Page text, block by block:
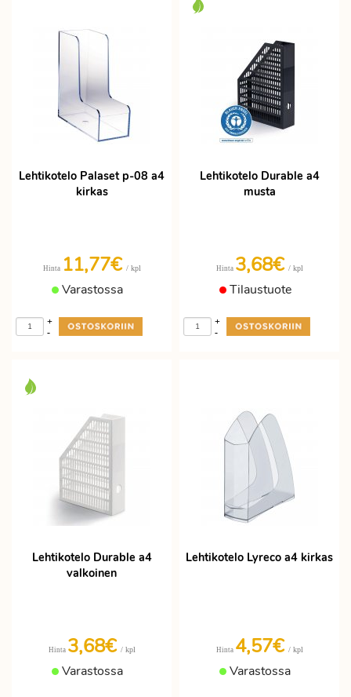
Lehtikotelo Palaset p-08 a4
kirkas
Hinta 11,77€ / kpl
Varastossa
-
+
Lehtikotelo Durable a4
musta
Hinta 3,68€ / kpl
Tilaustuote
-
+
Lehtikotelo Durable a4
valkoinen
Hinta 3,68€ / kpl
Varastossa
Lehtikotelo Lyreco a4 kirkas
Hinta 4,57€ / kpl
Varastossa